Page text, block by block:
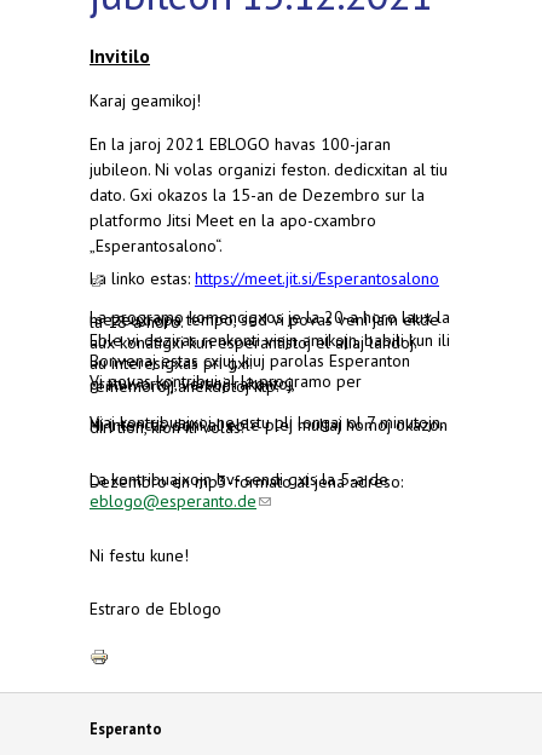
Invitilo
Karaj geamikoj!
En la jaroj 2021 EBLOGO havas 100-jaran
jubileon. Ni volas organizi feston. dedicxitan al tiu
dato. Gxi okazos la 15-an de Dezembro sur la
platformo Jitsi Meet en la apo-cxambro
„Esperantosalono“.
La linko estas: https://meet.jit.si/Esperantosalono
(link is external)
La programo komencigxos je la 20-a horo laux la mezeuxropa tempo, sed vi povas veni jam ekde la 18-a horo.
Eble vi deziras
renkonti viajn amikojn, babili kun ili aux konatigxi kun esperantistoj el aliaj landoj.
Bonvenaj estas cxiuj,
kiuj parolas Esperanton auinteresigxas pri gxi.
Vi povas kontribui al la programo per gratulvortoj, versoj, rakontoj, rememoroj, anekdotoj ktp.
Viaj kontribuajxoj ne estu pli longaj ol 7 minutojn. Ni intencas doni al eble plej multaj homoj okazon diri tion, kion ili volas.
La kontribuajxojn bv- sendi gxis la 5-a de Dezembro en mp3-formato al jena adreso:
eblogo@esperanto.de(link sends e-mail)
Ni festu kune!
Estraro de Eblogo
Esperanto